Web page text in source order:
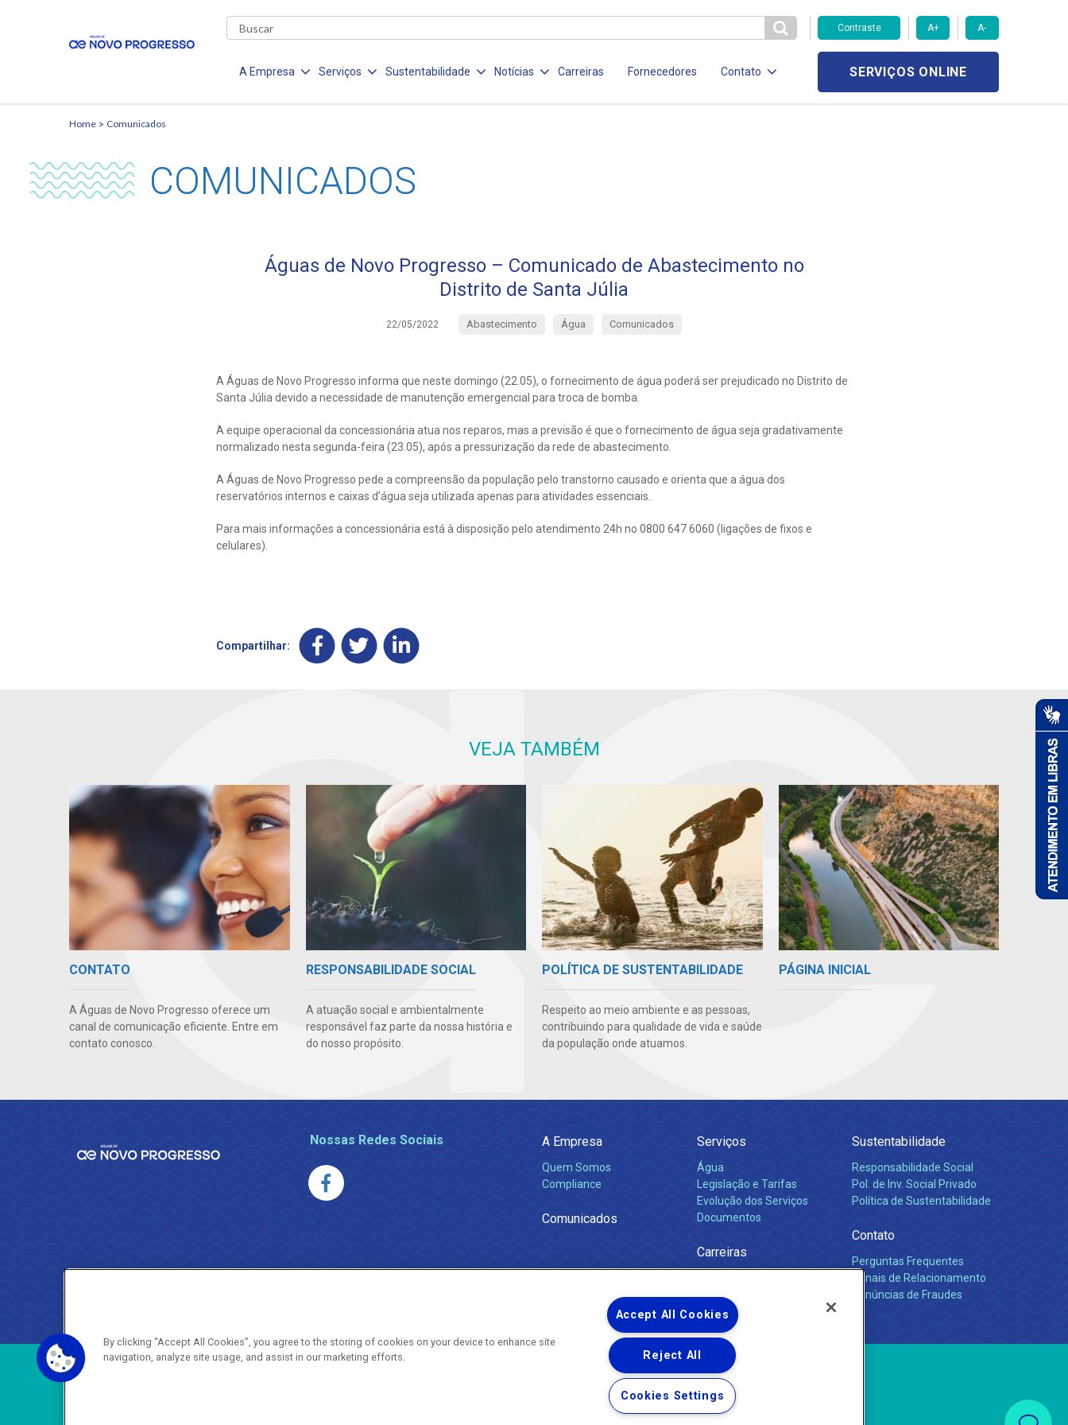
Contraste A+ A-
A Empresa Serviços Sustentabilidade Notícias Carreiras Fornecedores Contato SERVIÇOS ONLINE
Home Comunicados
COMUNICADOS
Águas de Novo Progresso – Comunicado de Abastecimento no
Distrito de Santa Júlia
22/05/2022 Abastecimento Água Comunicados
A Águas de Novo Progresso informa que neste domingo (22.05), o fornecimento de água poderá ser prejudicado no Distrito de
Santa Júlia devido a necessidade de manutenção emergencial para troca de bomba.
A equipe operacional da concessionária atua nos reparos, mas a previsão é que o fornecimento de água seja gradativamente
normalizado nesta segunda-feira (23.05), após a pressurização da rede de abastecimento.
A Águas de Novo Progresso pede a compreensão da população pelo transtorno causado e orienta que a água dos
reservatórios internos e caixas d’água seja utilizada apenas para atividades essenciais.
Para mais informações a concessionária está à disposição pelo atendimento 24h no 0800 647 6060 (ligações de fixos e
celulares).
Compartilhar:
VEJA TAMBÉM
CONTATO
A Águas de Novo Progresso oferece um
canal de comunicação eficiente. Entre em
contato conosco.
RESPONSABILIDADE SOCIAL
A atuação social e ambientalmente
responsável faz parte da nossa história e
do nosso propósito.
POLÍTICA DE SUSTENTABILIDADE
Respeito ao meio ambiente e as pessoas,
contribuindo para qualidade de vida e saúde
da população onde atuamos.
PÁGINA INICIAL
Nossas Redes Sociais A Empresa
Quem Somos
Compliance
Comunicados
Serviços
Água
Legislação e Tarifas
Evolução dos Serviços
Documentos
Carreiras
Sustentabilidade
Responsabilidade Social
Pol. de Inv. Social Privado
Política de Sustentabilidade
Contato
Perguntas Frequentes
Canais de Relacionamento
Denúncias de Fraudes
Copyright ® 2026 - Todos os Direitos Reservados.
By clicking “Accept All Cookies”, you agree to the storing of cookies on your device to enhance site
navigation, analyze site usage, and assist in our marketing efforts.
Accept All Cookies
Reject All
Cookies Settings